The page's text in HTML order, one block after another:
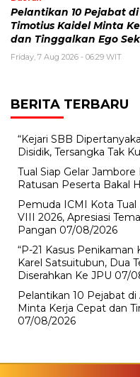
Pelantikan 10 Pejabat
Timotius Kaidel Minta
dan Tinggalkan Ego
Friday, 7 Aug 2026 - 06:29 WIT
BERITA TERBARU
“Kejari SBB
Disidik, Tersangka Tak
Tual Siap Gelar
Ratusan Peserta Bakal
Pemuda ICMI Kota
VIII 2026, Apresiasi
Pangan 07/08/2026
“P-21 Kasus Penikaman
Karel Satsuitubun, Dua
Diserahkan Ke JPU 07/
Pelantikan 10 Pejabat
Minta Kerja Cepat dan
07/08/2026